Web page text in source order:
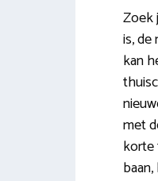
Zoek
is,
kan
met
korte